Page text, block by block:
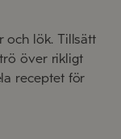
och lök. Tillsätt
över rikligt
receptet för